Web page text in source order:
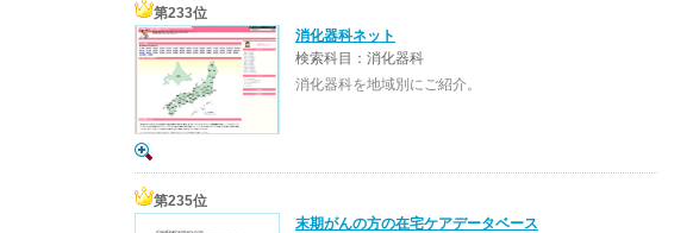
第233位
消化器科ネット
検索科目：消化器科
消化器科を地域別にご紹介。
第235位
末期がんの方の在宅ケアデータベース